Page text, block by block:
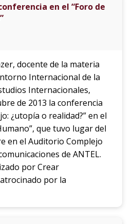
en el “Foro de
docente de la materia
Internacional de la
Internacionales,
de 2013 la conferencia
¿utopía o realidad?” en el
que tuvo lugar del
en el Auditorio Complejo
de ANTEL.
por Crear
por la